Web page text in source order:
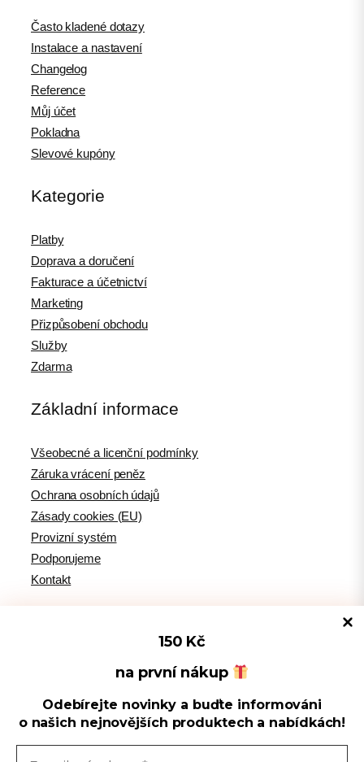
Spravovat souhlas s cookies
Používáme cookies k optimalizaci našich webových stránek a našich
150 Kč
na první nákup
Odebírejte novinky a buďte informováni
o našich nejnovějších produktech a nabídkách!
Často kladené dotazy
Instalace a nastavení
Changelog
Reference
Můj účet
Pokladna
Slevové kupóny
Kategorie
Platby
Doprava a doručení
Fakturace a účetnictví
Marketing
Přizpůsobení obchodu
Služby
Zdarma
Základní informace
Všeobecné a licenční podmínky
Záruka vrácení peněz
Ochrana osobních údajů
Zásady cookies (EU)
Provizní systém
Podporujeme
Kontakt
Tipy pro WordPress
WPlama.cz: WordPress návody